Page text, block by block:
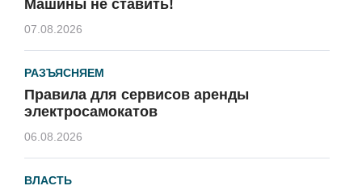
Машины не ставить!
07.08.2026
РАЗЪЯСНЯЕМ
Правила для сервисов аренды
электросамокатов
06.08.2026
ВЛАСТЬ